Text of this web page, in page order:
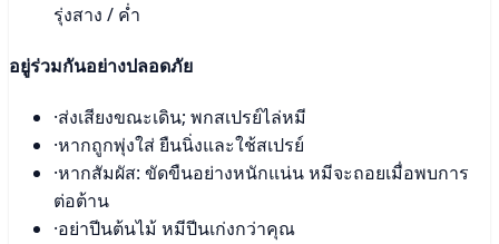
รุ่งสาง / ค่ำ
อยู่ร่วมกันอย่างปลอดภัย
·ส่งเสียงขณะเดิน; พกสเปรย์ไล่หมี
·หากถูกพุ่งใส่ ยืนนิ่งและใช้สเปรย์
·หากสัมผัส: ขัดขืนอย่างหนักแน่น หมีจะถอยเมื่อพบการ
ต่อต้าน
·อย่าปีนต้นไม้ หมีปีนเก่งกว่าคุณ